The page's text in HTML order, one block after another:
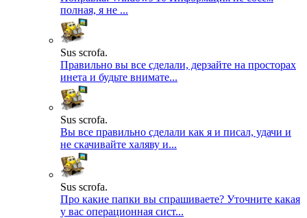
полная, я не ...
Sus scrofa.
Правильно вы все сделали, дерзайте на просторах
инета и будьте внимате...
Sus scrofa.
Вы все правильно сделали как я и писал, удачи и
не скачивайте халяву и...
Sus scrofa.
Про какие папки вы спрашиваете? Уточните какая
у вас операционная сист...